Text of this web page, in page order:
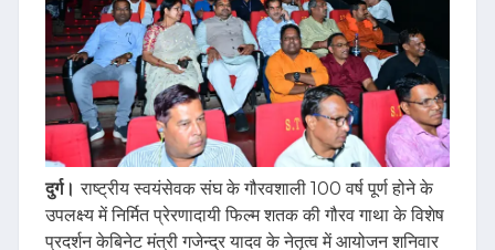
दुर्ग।राष्ट्रीय स्वयंसेवक संघ के गौरवशाली 100 वर्ष पूर्ण होने के
उपलक्ष्य में निर्मित प्रेरणादायी फिल्म शतक की गौरव गाथा के विशेष
प्रदर्शन केबिनेट मंत्री गजेन्द्र यादव के नेतृत्व में आयोजन शनिवार